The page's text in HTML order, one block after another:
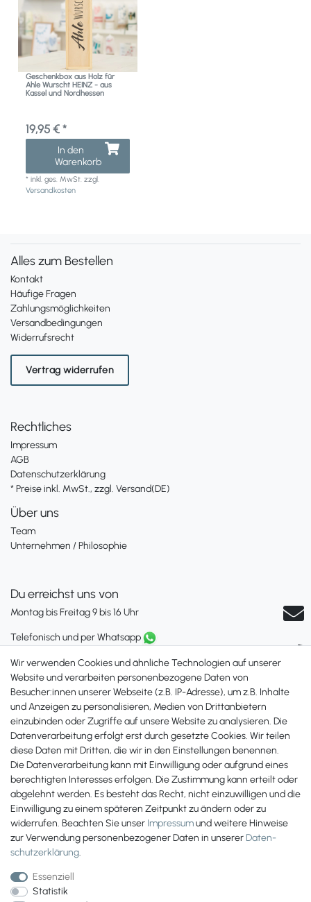
Geschenkbox aus Holz für
Ahle Wurscht HEINZ - aus
Kassel und Nordhessen
19,95 € *
In den
Warenkorb
*inkl. ges. MwSt. zzgl.
Versandkosten
Alles zum Bestellen
Kontakt
Häufige Fragen
Zahlungsmöglichkeiten
Versandbedingungen
Widerrufsrecht
Vertrag widerrufen
Rechtliches
Impressum
AGB
Datenschutzerklärung
* Preise inkl. MwSt., zzgl. Versand(DE)
Über uns
Team
Unternehmen / Philosophie
Du erreichst uns von
Montag bis Freitag 9 bis 16 Uhr
Telefonisch und per Whatsapp
+49 561 287 907 84
Zahlungsmöglichkeiten
Wir verwenden Cookies und ähnliche Technologien auf unserer
Website und verarbeiten personenbezogene Daten von
Besucher:innen unserer Webseite (z.B. IP-Adresse), um z.B. Inhalte
und Anzeigen zu personalisieren, Medien von Drittanbietern
einzubinden oder Zugriffe auf unsere Website zu analysieren. Die
Datenverarbeitung erfolgt erst durch gesetzte Cookies. Wir teilen
diese Daten mit Dritten, die wir in den Einstellungen benennen.
Die Datenverarbeitung kann mit Einwilligung oder aufgrund eines
berechtigten Interesses erfolgen. Die Zustimmung kann erteilt oder
abgelehnt werden. Es besteht das Recht, nicht einzuwilligen und die
Einwilligung zu einem späteren Zeitpunkt zu ändern oder zu
widerrufen. Beachten Sie unser Impressumund weitere Hinweise
zur Verwendung personenbezogener Daten in unsererDaten­
schutz­erklärung.
Essenziell
Statistik